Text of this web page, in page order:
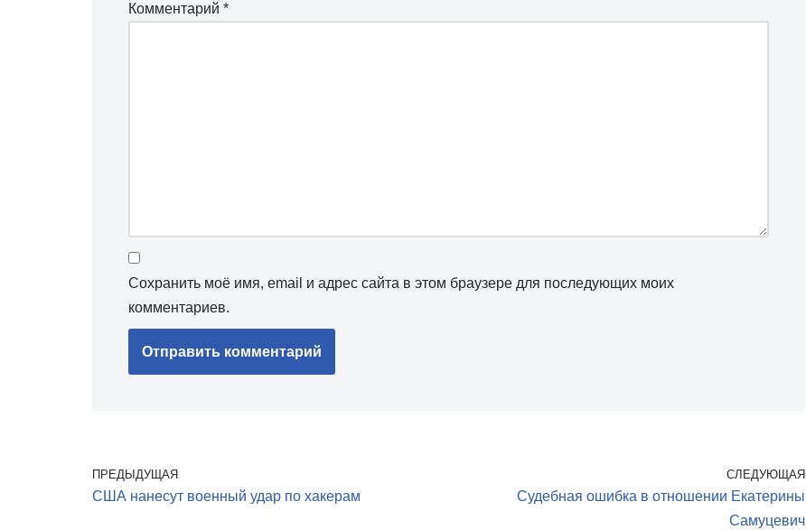
Комментарий *
Сохранить моё имя, email и адрес сайта в этом браузере для последующих моих
комментариев.
ПРЕДЫДУЩАЯ
США нанесут военный удар по хакерам
СЛЕДУЮЩАЯ
Судебная ошибка в отношении Екатерины
Самуцевич